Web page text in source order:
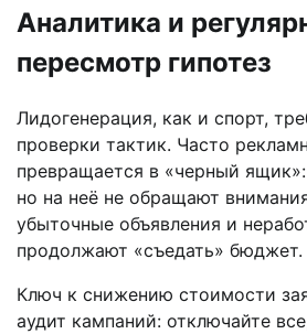
Аналитика и
пересмотр гипотез
Лидогенерация, как и спорт,
проверки тактик. Часто
превращается в «черный ящик»:
но на неё не обращают
убыточные объявления и
продолжают «съедать» бюджет.
Ключ к снижению стоимости
аудит кампаний: отключайте